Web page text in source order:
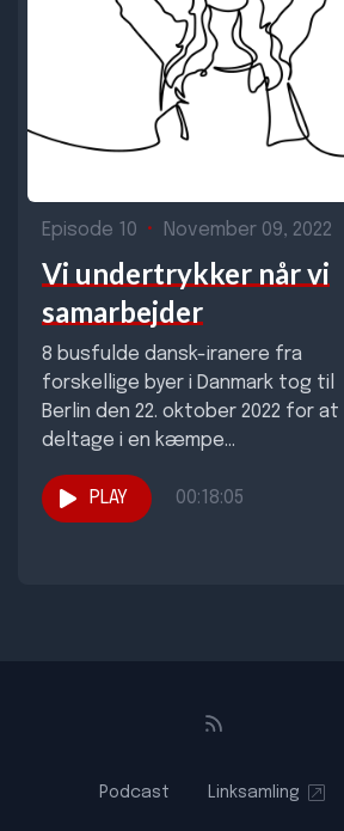
Episode 10 • November 09, 2022
Vi undertrykker når vi
samarbejder
8 busfulde dansk-iranere fra
forskellige byer i Danmark tog til
Berlin den 22. oktober 2022 for at
deltage i en kæmpe
PLAY
00:18:05
Podcast Linksamling